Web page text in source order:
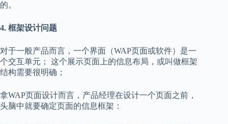
的。
4. 框架设计问题
对于一般产品而言，一个界面（WAP页面或软件）是一
个交互单元； 这个展示页面上的信息布局，或叫做框架
结构需要很明确；
拿WAP页面设计而言，产品经理在设计一个页面之前，
头脑中就要确定页面的信息框架：